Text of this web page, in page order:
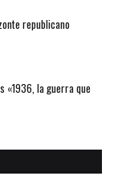
republicano
«1936, la guerra que